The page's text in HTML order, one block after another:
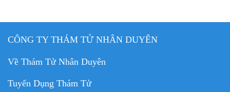
CÔNG TY THÁM TỬ NHÂN DUYÊN
Về Thám Tử Nhân Duyên
Tuyển Dụng Thám Tử